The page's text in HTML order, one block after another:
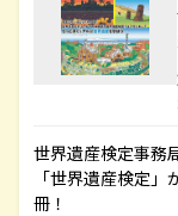
世界遺産検定事務
「世界遺産検定
冊！